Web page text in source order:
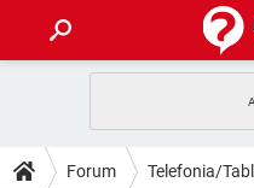
INTRATTENIMENTO
GUIDE
Forum Telefonia/